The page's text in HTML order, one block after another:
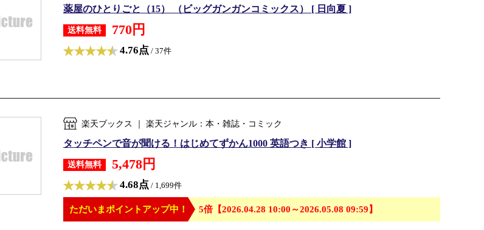
薬屋のひとりごと（15） （ビッグガンガンコミックス） [ 日向夏 ]
送料無料 770円
4.76点 / 37件
楽天ブックス ｜ 楽天ジャンル：本・雑誌・コミック
タッチペンで音が聞ける！はじめてずかん1000 英語つき [ 小学館 ]
送料無料 5,478円
4.68点 / 1,699件
ただいまポイントアップ中！ 5倍【2026.04.28 10:00～2026.05.08 09:59】